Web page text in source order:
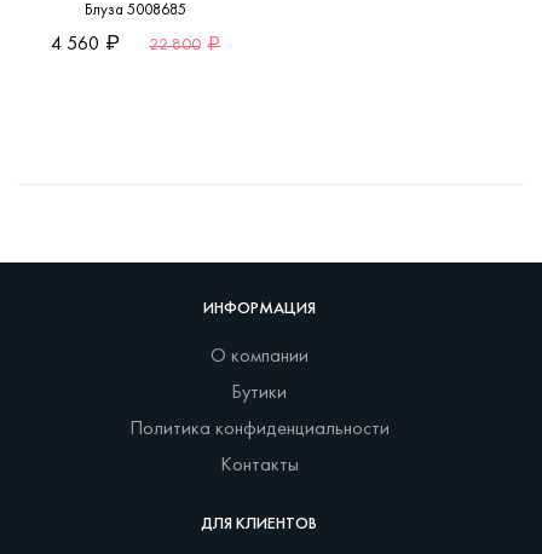
Блуза 5008685
4 560 22 800
ИНФОРМАЦИЯ
О компании
Бутики
Политика конфиденциальности
Контакты
ДЛЯ КЛИЕНТОВ